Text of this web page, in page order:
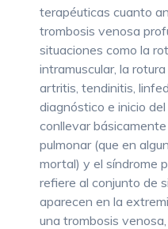
terapéuticas cuanto
trombosis venosa
situaciones como la
intramuscular, la
artritis, tendinitis,
diagnóstico e inicio
conllevar
pulmonar (que en
mortal) y el síndrome
refiere al conjunto de
aparecen en la
una trombosis